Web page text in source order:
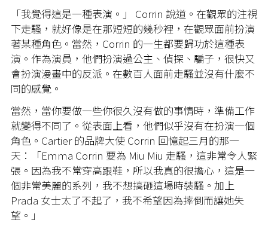
「我覺得這是一種表演。」 Corrin 說道。在觀眾的注視
下走騷，就好像是在那短短的幾秒裡，在觀眾面前扮演
著某種角色。當然，Corrin 的一生都要歸功於這種表
演。作為演員，他們扮演過公主、偵探、騙子，很快又
會扮演漫畫中的反派。在數百人面前走騷並沒有什麼不
同的感覺。
當然，當你要做一些你很久沒有做的事情時，準備工作
就變得不同了。從表面上看，他們似乎沒有在扮演一個
角色。Cartier 的品牌大使 Corrin 回憶起三月的那一
天：「Emma Corrin 要為 Miu Miu 走騷，這非常令人緊
張。因為我不常穿高跟鞋，所以我真的很擔心，這是一
個非常美麗的系列，我不想搞砸這場時裝騷。加上
Prada 女士太了不起了，我不希望因為摔倒而讓她失
望。」